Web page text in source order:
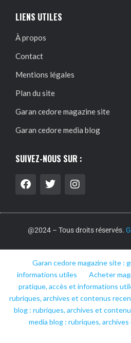
LIENS UTILES
À propos
Contact
Mentions légales
Plan du site
Garan cedore magazine site
Garan cedore media blog
SUIVEZ-NOUS SUR :
@2024 – Tous droits réservés.
Garan cedore magazine site :
informations utiles
Acheter
pratique, accès et informations
rubriques, archives et contenus
blog : rubriques, archives et
media blog : rubriques,